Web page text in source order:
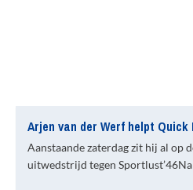
Arjen van der Werf helpt Quick
Aanstaande zaterdag zit hij al op
uitwedstrijd tegen